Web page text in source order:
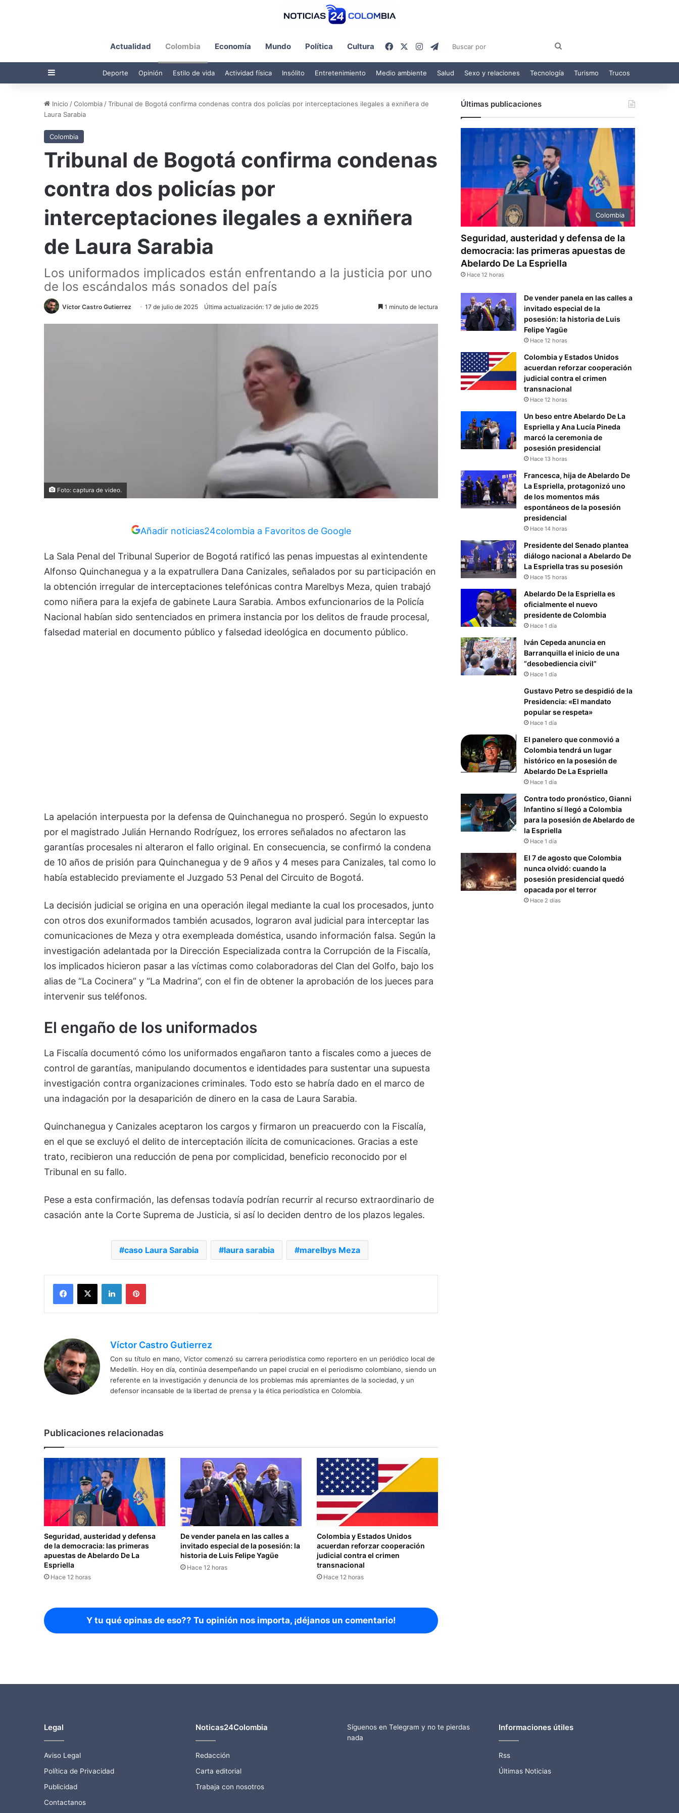
Actualidad Colombia Economía Mundo Política Cultura FacebookInstagram
Telegram
por
Barra lateral Deporte Opinión Estilo de vida Actividad física Insólito Entretenimiento Medio ambiente Salud Sexo y relaciones Tecnología Turismo Trucos
Inicio /Colombia /Tribunal de Bogotá confirma condenas contra dos policías por interceptaciones ilegales a exniñera de
Laura Sarabia
Colombia
Tribunal de Bogotá confirma condenas
contra dos policías por
interceptaciones ilegales a exniñera
de Laura Sarabia
Los uniformados implicados están enfrentando a la justicia por uno
de los escándalos más sonados del país
Víctor Castro Gutierrez 17 de julio de 2025 Última actualización: 17 de julio de 2025 1 minuto de lectura
Foto: captura de video.
Añadir noticias24colombia a Favoritos de Google
La Sala Penal del Tribunal Superior de Bogotá ratificó las penas impuestas al exintendente
Alfonso Quinchanegua y a la expatrullera Dana Canizales, señalados por su participación en
la obtención irregular de interceptaciones telefónicas contra Marelbys Meza, quien trabajó
como niñera para la exjefa de gabinete Laura Sarabia. Ambos exfuncionarios de la Policía
Nacional habían sido sentenciados en primera instancia por los delitos de fraude procesal,
falsedad material en documento público y falsedad ideológica en documento público.
La apelación interpuesta por la defensa de Quinchanegua no prosperó. Según lo expuesto
por el magistrado Julián Hernando Rodríguez, los errores señalados no afectaron las
garantías procesales ni alteraron el fallo original. En consecuencia, se confirmó la condena
de 10 años de prisión para Quinchanegua y de 9 años y 4 meses para Canizales, tal como lo
había establecido previamente el Juzgado 53 Penal del Circuito de Bogotá.
La decisión judicial se origina en una operación ilegal mediante la cual los procesados, junto
con otros dos exuniformados también acusados, lograron aval judicial para interceptar las
comunicaciones de Meza y otra exempleada doméstica, usando información falsa. Según la
investigación adelantada por la Dirección Especializada contra la Corrupción de la Fiscalía,
los implicados hicieron pasar a las víctimas como colaboradoras del Clan del Golfo, bajo los
alias de “La Cocinera” y “La Madrina”, con el fin de obtener la aprobación de los jueces para
intervenir sus teléfonos.
El engaño de los uniformados
La Fiscalía documentó cómo los uniformados engañaron tanto a fiscales como a jueces de
control de garantías, manipulando documentos e identidades para sustentar una supuesta
investigación contra organizaciones criminales. Todo esto se habría dado en el marco de
una indagación por la desaparición de dinero en la casa de Laura Sarabia.
Quinchanegua y Canizales aceptaron los cargos y firmaron un preacuerdo con la Fiscalía,
en el que se excluyó el delito de interceptación ilícita de comunicaciones. Gracias a este
trato, recibieron una reducción de pena por complicidad, beneficio reconocido por el
Tribunal en su fallo.
Pese a esta confirmación, las defensas todavía podrían recurrir al recurso extraordinario de
casación ante la Corte Suprema de Justicia, si así lo deciden dentro de los plazos legales.
caso Laura Sarabia laura sarabia marelbys Meza
Facebook
X LinkedInPinterest
Víctor Castro Gutierrez
Con su título en mano, Víctor comenzó su carrera periodística como reportero en un periódico local de
Medellín. Hoy en día, continúa desempeñando un papel crucial en el periodismo colombiano, siendo un
referente en la investigación y denuncia de los problemas más apremiantes de la sociedad, y un
defensor incansable de la libertad de prensa y la ética periodística en Colombia.
Publicaciones relacionadas
Seguridad, austeridad y defensa
de la democracia: las primeras
apuestas de Abelardo De La
Espriella
Hace 12 horas
De vender panela en las calles a
invitado especial de la posesión: la
historia de Luis Felipe Yagüe
Hace 12 horas
Colombia y Estados Unidos
acuerdan reforzar cooperación
judicial contra el crimen
transnacional
Hace 12 horas
Y tu qué opinas de eso?? Tu opinión nos importa, ¡déjanos un comentario!
Últimas publicaciones
Colombia
Seguridad, austeridad y defensa de la
democracia: las primeras apuestas de
Abelardo De La Espriella
Hace 12 horas
De vender panela en las calles a
invitado especial de la
posesión: la historia de Luis
Felipe Yagüe
Hace 12 horas
Colombia y Estados Unidos
acuerdan reforzar cooperación
judicial contra el crimen
transnacional
Hace 12 horas
Un beso entre Abelardo De La
Espriella y Ana Lucía Pineda
marcó la ceremonia de
posesión presidencial
Hace 13 horas
Francesca, hija de Abelardo De
La Espriella, protagonizó uno
de los momentos más
espontáneos de la posesión
presidencial
Hace 14 horas
Presidente del Senado plantea
diálogo nacional a Abelardo De
La Espriella tras su posesión
Hace 15 horas
Abelardo De la Espriella es
oficialmente el nuevo
presidente de Colombia
Hace 1 día
Iván Cepeda anuncia en
Barranquilla el inicio de una
“desobediencia civil”
Hace 1 día
Gustavo Petro se despidió de la
Presidencia: «El mandato
popular se respeta»
Hace 1 día
El panelero que conmovió a
Colombia tendrá un lugar
histórico en la posesión de
Abelardo De La Espriella
Hace 1 día
Contra todo pronóstico, Gianni
Infantino sí llegó a Colombia
para la posesión de Abelardo de
la Espriella
Hace 1 día
El 7 de agosto que Colombia
nunca olvidó: cuando la
posesión presidencial quedó
opacada por el terror
Hace 2 días
Legal
Aviso Legal
Política de Privacidad
Publicidad
Contactanos
Noticas24Colombia
Redacción
Carta editorial
Trabaja con nosotros
Síguenos en Telegram y no te pierdas
nada
Informaciones útiles
Rss
Últimas Noticias